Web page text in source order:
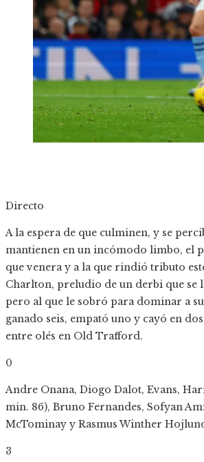
Directo
A la espera de que culminen, y se
mantienen en un incómodo limbo, el
que venera y a la que rindió tributo
Charlton, preludio de un derbi que se
pero al que le sobró para dominar a
ganado seis, empató uno y cayó en
entre olés en Old Trafford.
0
Andre Onana, Diogo Dalot, Evans,
min. 86), Bruno Fernandes, Sofyan
McTominay y Rasmus Winther
3